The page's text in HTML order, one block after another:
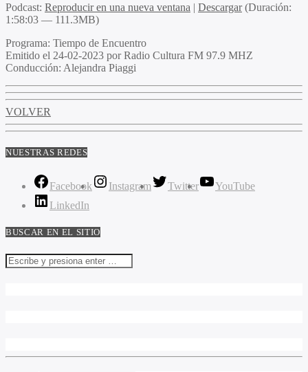
Podcast: Reproducir en una nueva ventana | Descargar(Duración:
1:58:03 — 111.3MB)
Programa: Tiempo de Encuentro
Emitido el 24-02-2023 por Radio Cultura FM 97.9 MHZ
Conducción: Alejandra Piaggi
VOLVER
NUESTRAS REDES
Facebook Instagram Twitter
YouTube
LinkedIn
BUSCAR EN EL SITIO